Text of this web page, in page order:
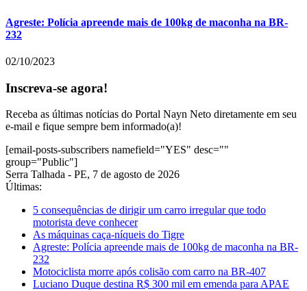
Agreste: Polícia apreende mais de 100kg de maconha na BR-
232
02/10/2023
Inscreva-se agora!
Receba as últimas notícias do Portal Nayn Neto diretamente em seu
e-mail e fique sempre bem informado(a)!
[email-posts-subscribers namefield="YES" desc=""
group="Public"]
Serra Talhada - PE, 7 de agosto de 2026
Últimas:
5 consequências de dirigir um carro irregular que todo
motorista deve conhecer
As máquinas caça-níqueis do Tigre
Agreste: Polícia apreende mais de 100kg de maconha na BR-
232
Motociclista morre após colisão com carro na BR-407
Luciano Duque destina R$ 300 mil em emenda para APAE